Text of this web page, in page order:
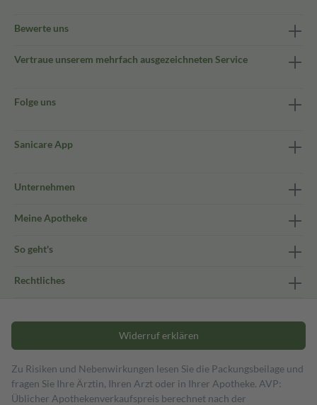
Bewerte uns
Vertraue unserem mehrfach ausgezeichneten Service
Folge uns
Sanicare App
Unternehmen
Meine Apotheke
So geht's
Rechtliches
Widerruf erklären
Zu Risiken und Nebenwirkungen lesen Sie die Packungsbeilage und
fragen Sie Ihre Ärztin, Ihren Arzt oder in Ihrer Apotheke. AVP:
Üblicher Apothekenverkaufspreis berechnet nach der